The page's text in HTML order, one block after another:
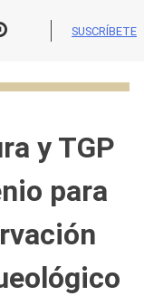
SUSCRÍBETE
y TGP
para